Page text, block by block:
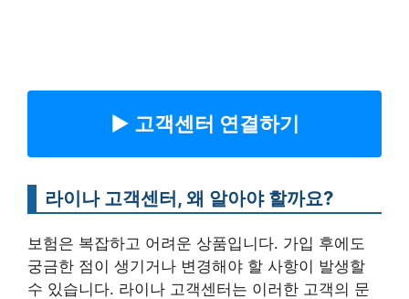
▶︎ 고객센터 연결하기
라이나 고객센터, 왜 알아야 할까요?
보험은 복잡하고 어려운 상품입니다. 가입 후에도
궁금한 점이 생기거나 변경해야 할 사항이 발생할
수 있습니다. 라이나 고객센터는 이러한 고객의 문